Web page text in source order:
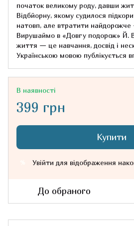
початок великому роду, давши
Відбйорну, якому судилося
натовп, але втратити
Вирушаймо в «Довгу подорож» Й.
життя — це навчання, досвід і
Українською мовою публікується
В наявності
399 грн
Купити
Увійти для відображення
До обраного